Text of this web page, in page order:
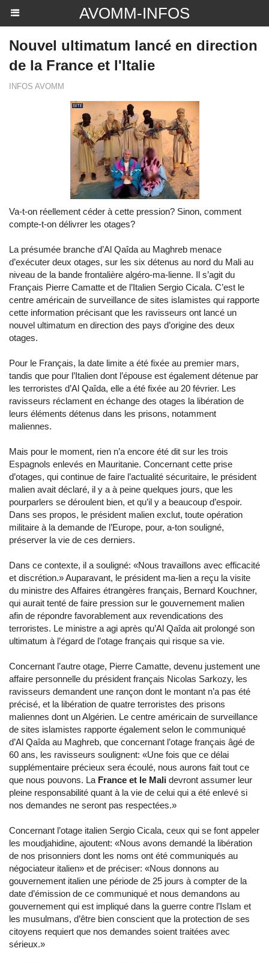
AVOMM-INFOS
Nouvel ultimatum lancé en direction
de la France et l'Italie
INFOS AVOMM
Va-t-on réellement céder à cette pression? Sinon, comment
compte-t-on délivrer les otages?
La présumée branche d’Al Qaîda au Maghreb menace
d’exécuter deux otages, sur les six détenus au nord du Mali au
niveau de la bande frontalière algéro-ma-lienne. Il s’agit du
Français Pierre Camatte et de l’Italien Sergio Cicala. C’est le
centre américain de surveillance de sites islamistes qui rapporte
cette information précisant que les ravisseurs ont lancé un
nouvel ultimatum en direction des pays d’origine des deux
otages.
Pour le Français, la date limite a été fixée au premier mars,
tandis que pour l’Italien dont l’épouse est également détenue par
les terroristes d’Al Qaîda, elle a été fixée au 20 février. Les
ravisseurs réclament en échange des otages la libération de
leurs éléments détenus dans les prisons, notamment
maliennes.
Mais pour le moment, rien n’a encore été dit sur les trois
Espagnols enlevés en Mauritanie. Concernant cette prise
d’otages, qui continue de faire l’actualité sécuritaire, le président
malien avait déclaré, il y a à peine quelques jours, que les
pourparlers se déroulent bien, et qu’il y a beaucoup d’espoir.
Dans ses propos, le président malien exclut, toute opération
militaire à la demande de l’Europe, pour, a-ton souligné,
préserver la vie de ces derniers.
Dans ce contexte, il a souligné: «Nous travaillons avec efficacité
et discrétion.» Auparavant, le président ma-lien a reçu la visite
du ministre des Affaires étrangères français, Bernard Kouchner,
qui aurait tenté de faire pression sur le gouvernement malien
afin de répondre favorablement aux revendications des
terroristes. Le ministre a agi après qu’Al Qaîda ait prolongé son
ultimatum à l’égard de l’otage français qui risque sa vie.
Concernant l’autre otage, Pierre Camatte, devenu justement une
affaire personnelle du président français Nicolas Sarkozy, les
ravisseurs demandent une rançon dont le montant n’a pas été
précisé, et la libération de quatre terroristes des prisons
maliennes dont un Algérien. Le centre américain de surveillance
de sites islamistes rapporte également selon le communiqué
d’Al Qaîda au Maghreb, que concernant l’otage français âgé de
60 ans, les ravisseurs soulignent: «Une fois que ce délai
supplémentaire précieux sera écoulé, nous aurons fait tout ce
que nous pouvons. La France et le Mali devront assumer leur
pleine responsabilité quant à la vie de celui qui a été enlevé si
nos demandes ne seront pas respectées.»
Concernant l’otage italien Sergio Cicala, ceux qui se font appeler
les moudjahidine, ajoutent: «Nous avons demandé la libération
de nos prisonniers dont les noms ont été communiqués au
négociateur italien» et de préciser: «Nous donnons au
gouvernement italien une période de 25 jours à compter de la
date d’émission de ce communiqué et nous demandons au
gouvernement qui est impliqué dans la guerre contre l’Islam et
les musulmans, d’être bien conscient que la protection de ses
citoyens requiert que nos demandes soient traitées avec
sérieux.»